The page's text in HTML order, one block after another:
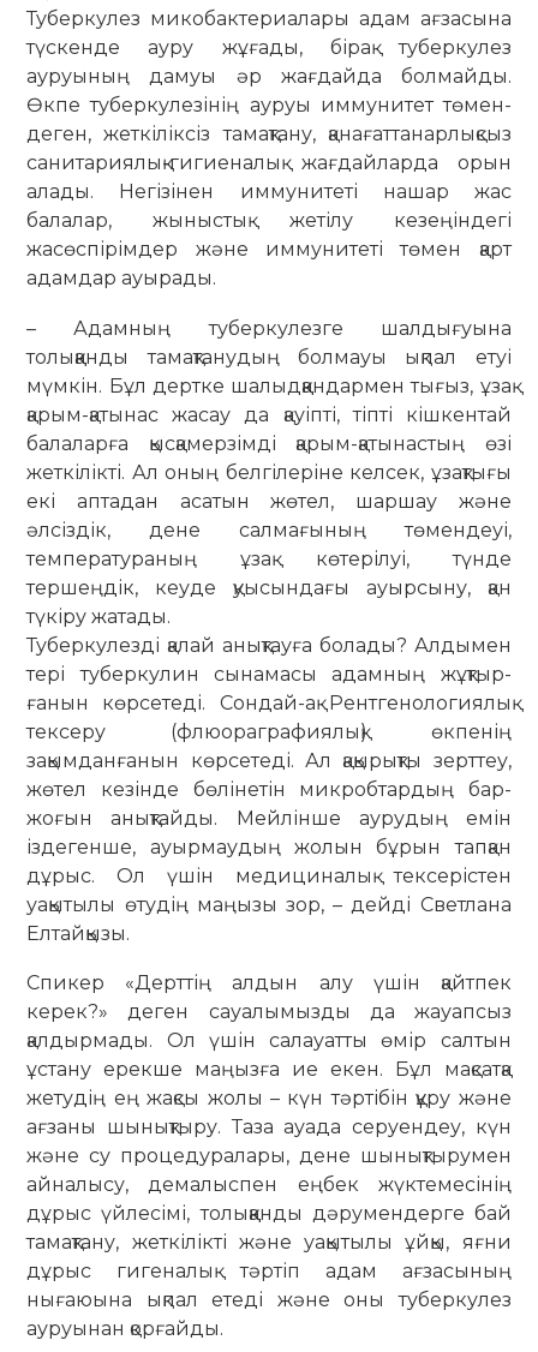
Туберкулез микобактериалары адам ағзасына
түскенде ауру жұ­ғады, бірақ туберкулез
ауруының дамуы әр жағдайда болмайды.
Өкпе тубер­кулезінің ауруы иммунитет төмен­
деген, жеткіліксіз тамақтану, қана­ғат­танарлықсыз
санитариялық-гигие­налық жағдайларда орын
алады. Негізінен иммунитеті нашар жас
балалар, жыныстық жетілу кезеңін­дегі
жасөспірімдер және иммунитеті төмен қарт
адамдар ауырады.
– Адамның туберкулезге шалды­ғуына
толыққанды тамақтанудың бол­мауы ықпал етуі
мүмкін. Бұл дертке шалыдққандармен тығыз, ұзақ
қарым-қатынас жасау да қауіпті, тіпті кішкентай
балаларға қысқамерзімді қарым-қатынастың өзі
жеткілікті. Ал оның белгілеріне келсек, ұзақтығы
екі аптадан асатын жөтел, шаршау және
әлсіздік, дене салмағының төмендеуі,
температураның ұзақ көтерілуі, түнде
тершеңдік, кеуде қуысындағы ауырсыну, қан
түкіру жатады.
Туберкулезді қалай анықтауға болады? Алдымен
тері туберкулин сынамасы адамның жұқтыр­
ғанын көрсетеді. Сондай-ақ Рентге­ноло­гия­лық
тексеру (флюора­графиялық) өкпенің
зақымданғанын көрсетеді. Ал қақырықты зерттеу,
жөтел кезінде бөлінетін микробтардың бар-
жоғын анықтайды. Мейлінше аурудың емін
іздегенше, ауырмаудың жолын бұрын тапқан
дұрыс. Ол үшін медициналық тексерістен
уақытылы өтудің маңызы зор, – дейді Светлана
Елтайқызы.
Спикер «Дерттің алдын алу үшін қайтпек
керек?» деген сауалымызды да жауапсыз
қалдырмады. Ол үшін салауатты өмір салтын
ұстану ерекше маңызға ие екен. Бұл мақсатқа
жетудің ең жақсы жолы – күн тәртібін құру және
ағзаны шынықтыру. Таза ауада серуендеу, күн
және су процедуралары, дене шынықтырумен
айналысу, демалыспен еңбек жүкте­месінің
дұрыс үйлесімі, толыққанды дәрумендерге бай
тамақтану, жет­кілікті және уақытылы ұйқы, яғни
дұрыс гигеналық тәртіп адам ағза­сының
нығаюына ықпал етеді және оны туберкулез
ауруынан қорғайды.